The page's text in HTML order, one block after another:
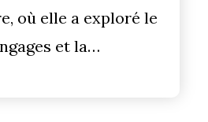
où elle a exploré le
et la…